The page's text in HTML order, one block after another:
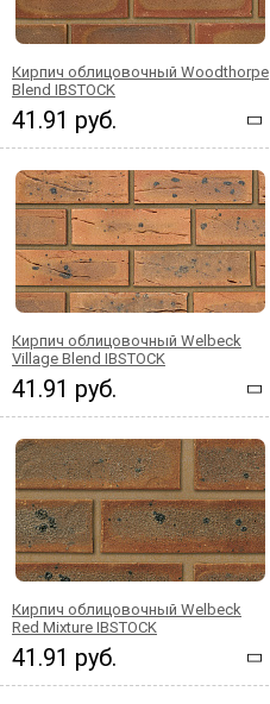
Кирпич облицовочный Woodthorpe
Blend IBSTOCK
41.91 руб.
Кирпич облицовочный Welbeck
Village Blend IBSTOCK
41.91 руб.
Кирпич облицовочный Welbeck
Red Mixture IBSTOCK
41.91 руб.